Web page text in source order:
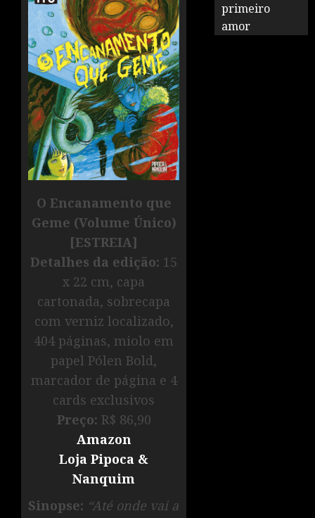
O Encanamento que
Geme (Volume Único)
[ESTREIA]
Detalhes da edição: 15
x 22 cm, capa
cartonada, sobrecapa
com verniz localizado,
404 páginas, miolo em
papel Pólen Bold,
marcador de página e 4
cards exclusivos
Preço: R$ 86,90
Amazon
Loja Pipoca &
Nanquim
Sinopse: “Até onde vai a
primeiro
amor